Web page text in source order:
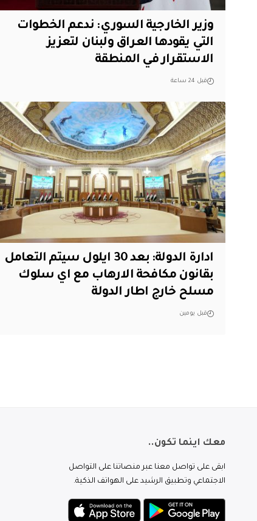
وزير الخارجية السوري: ندعم الخطوات
التي يقودها العراق ولبنان لتعزيز
الاستقرار في المنطقة
قبل 24 ساعة
ادارة الدولة: بعد 30 ايلول سيتم التعامل
بقانون مكافحة الارهاب مع اي سلوك
مسلح خارج اطار الدولة
قبل يومين
معك اينما تكون..
ابقى على تواصل معنا عبر منصاتنا على التواصل
الاجتماعي وتطبيق الرشيد على الهواتف الذكية.